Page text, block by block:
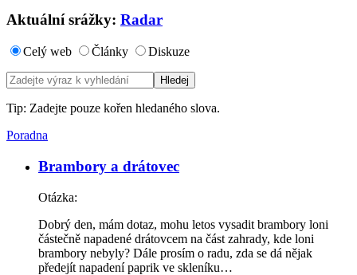
Aktuální srážky: Radar
Celý web Články Diskuze
Tip: Zadejte pouze kořen hledaného slova.
Poradna
Brambory a drátovec
Otázka:
Dobrý den, mám dotaz, mohu letos vysadit brambory loni
částečně napadené drátovcem na část zahrady, kde loni
brambory nebyly? Dále prosím o radu, zda se dá nějak
předejít napadení paprik ve skleníku…